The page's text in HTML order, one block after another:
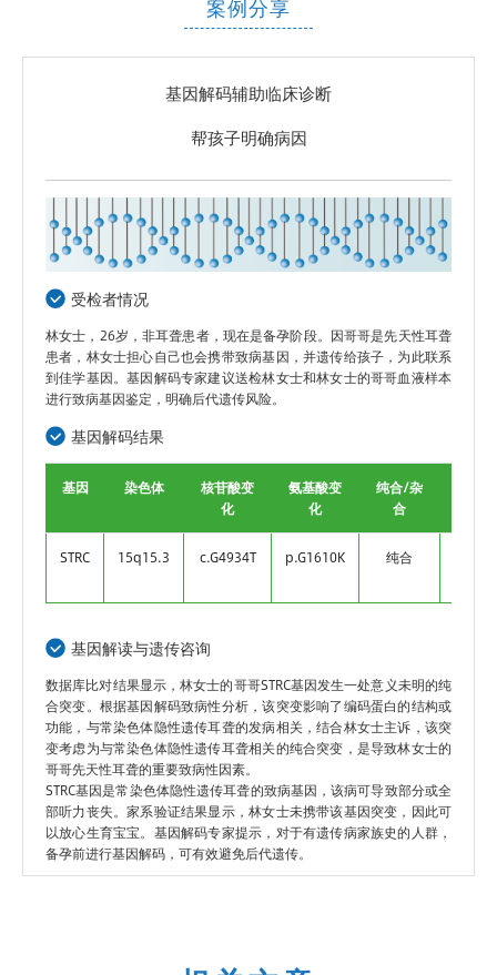
案例分享
基因解码辅助临床诊断
帮孩子明确病因
受检者情况
林女士，26岁，非耳聋患者，现在是备孕阶段。因哥哥是先天性耳聋
患者，林女士担心自己也会携带致病基因，并遗传给孩子，为此联系
到佳学基因。基因解码专家建议送检林女士和林女士的哥哥血液样本
进行致病基因鉴定，明确后代遗传风险。
基因解码结果
基因 染色体
核苷酸变
化
氨基酸变
化
纯合/杂
合
STRC 15q15.3 c.G4934T p.G1610K 纯合
基因解读与遗传咨询
数据库比对结果显示，林女士的哥哥STRC基因发生一处意义未明的纯
合突变。根据基因解码致病性分析，该突变影响了编码蛋白的结构或
功能，与常染色体隐性遗传耳聋的发病相关，结合林女士主诉，该突
变考虑为与常染色体隐性遗传耳聋相关的纯合突变，是导致林女士的
哥哥先天性耳聋的重要致病性因素。
STRC基因是常染色体隐性遗传耳聋的致病基因，该病可导致部分或全
部听力丧失。家系验证结果显示，林女士未携带该基因突变，因此可
以放心生育宝宝。基因解码专家提示，对于有遗传病家族史的人群，
备孕前进行基因解码，可有效避免后代遗传。